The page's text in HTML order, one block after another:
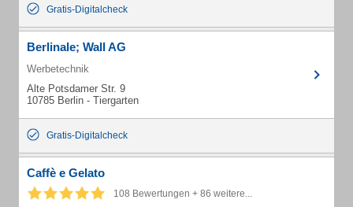
Gratis-Digitalcheck
Berlinale; Wall AG
Werbetechnik
Alte Potsdamer Str. 9
10785 Berlin - Tiergarten
Gratis-Digitalcheck
Caffè e Gelato
108 Bewertungen + 86 weitere...